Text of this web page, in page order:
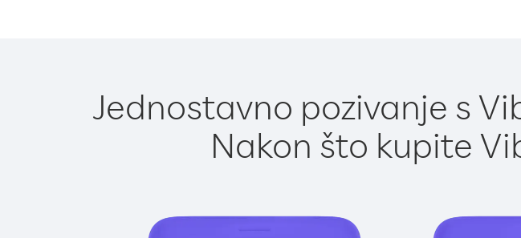
Jednostavno pozivanje s
Nakon što kupite